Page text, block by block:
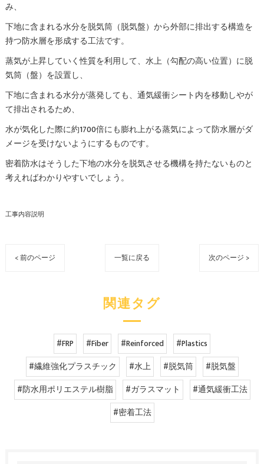
み、
下地に含まれる水分を脱気筒（脱気盤）から外部に排出する構造を
持つ防水層を形成する工法です。
蒸気が上昇していく性質を利用して、水上（勾配の高い位置）に脱
気筒（盤）を設置し、
下地に含まれる水分が蒸発しても、通気緩衝シート内を移動しやが
て排出されるため、
水が気化した際に約1700倍にも膨れ上がる蒸気によって防水層がダ
メージを受けないようにするものです。
密着防水はそうした下地の水分を脱気させる機構を持たないものと
考えればわかりやすいでしょう。
工事内容説明
< 前のページ 一覧に戻る 次のページ >
関連タグ
#FRP #Fiber #Reinforced
#Plastics
#繊維強化プラスチック
#水上 #脱気筒
#脱気盤
#防水用ポリエステル樹脂
#ガラスマット
#通気緩衝工法
#密着工法